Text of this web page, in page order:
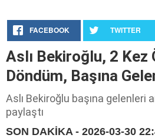
FACEBOOK TWITTER
Aslı Bekiroğlu, 2 Kez
Döndüm, Başına
Aslı Bekiroğlu başına gelenleri
paylaştı
SON DAKİKA - 2026-03-30